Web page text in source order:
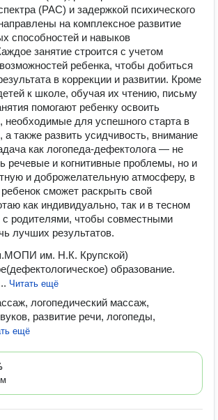
(РАС) и задержкой психического
на комплексное развитие
способностей и навыков
занятие строится с учетом
ребенка, чтобы добиться
в коррекции и развитии. Кроме
к школе, обучая их чтению, письму
помогают ребенку освоить
необходимые для успешного старта в
также развить усидчивость, внимание
как логопеда-дефектолога — не
речевые и когнитивные проблемы, но и
и доброжелательную атмосферу, в
сможет раскрыть свой
как индивидуально, так и в тесном
с родителями, чтобы совместными
лучших результатов.
им. Н.К. Крупской)
образование.
Читать ещё
логопедический массаж,
развитие речи, логопеды,
ещё